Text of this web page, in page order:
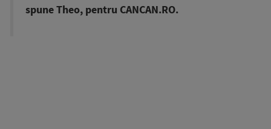
spune Theo, pentru CANCAN.RO.